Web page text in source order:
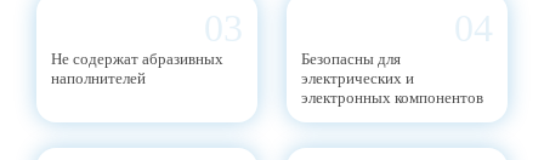
03
Не содержат абразивных
наполнителей
04
Безопасны для
электрических и
электронных компонентов